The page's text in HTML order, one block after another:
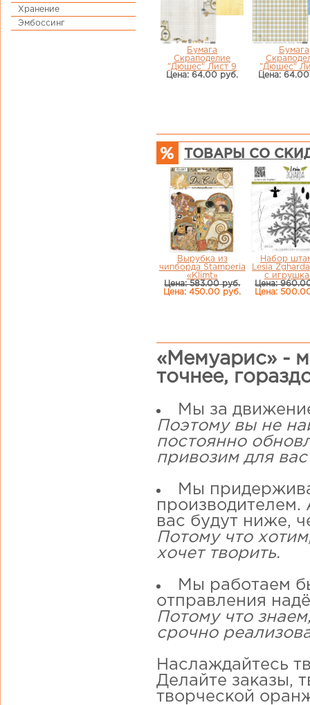
Хранение
Эмбоссинг
Бумага
Скраподелие
"Дюшес" Лист 9
Цена: 64.00 руб.
Бумага
"Дюшес"
Цена:
ТОВАРЫ СО
Вырубка из
чипборда Stamperia
«Klimt»
Цена: 583.00 руб.
Цена: 450.00 руб.
Набор
Lesia
с
Цена:
Цена:
«Мемуарис» -
точнее,
Мы за
Поэтому вы не
постоянно
привозим для
Мы
производителем.
вас будут ниже,
Потому что
хочет творить.
Мы работаем
отправления
Потому что
срочно
Наслаждайтесь
Делайте заказы,
творческой